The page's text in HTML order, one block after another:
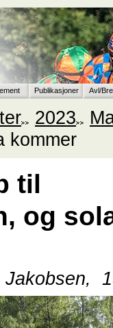
Publikasjoner Avl/
2023
kommer
til
og